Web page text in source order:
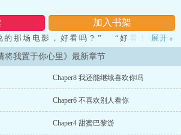
加入书架
的那场电影，好看吗？” “好看！非常好
但是能让顾凉城去看不好看的也变成好看的
是！” “但我觉得你更好看。&rd......quo;林
表这么高冷顾凉城会经常说出这种话，令她
展开 »
将我置于你心里》最新章节
Chaper8 我还能继续喜欢你吗
Chaper6 不喜欢别人看你
Chaper4 甜蜜巴黎游